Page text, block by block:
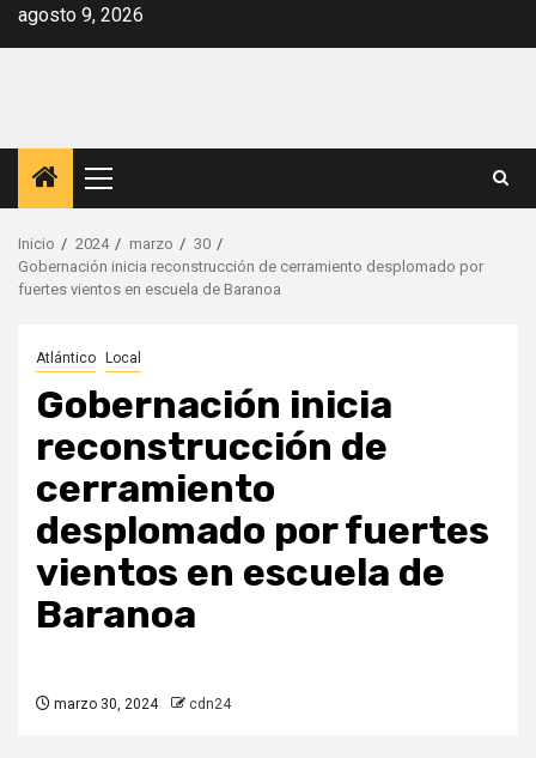
Saltar
agosto 9, 2026
Menú
principal
Inicio 2024 marzo
30
Gobernación inicia reconstrucción de cerramiento desplomado por
fuertes vientos en escuela de Baranoa
Atlántico Local
Gobernación inicia
reconstrucción de
cerramiento
desplomado por fuertes
vientos en escuela de
Baranoa
marzo 30, 2024 cdn24